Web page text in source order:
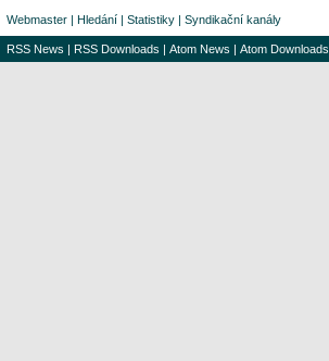
Webmaster | Hledání | Statistiky | Syndikační kanály
RSS News | RSS Downloads | Atom News | Atom Downloads